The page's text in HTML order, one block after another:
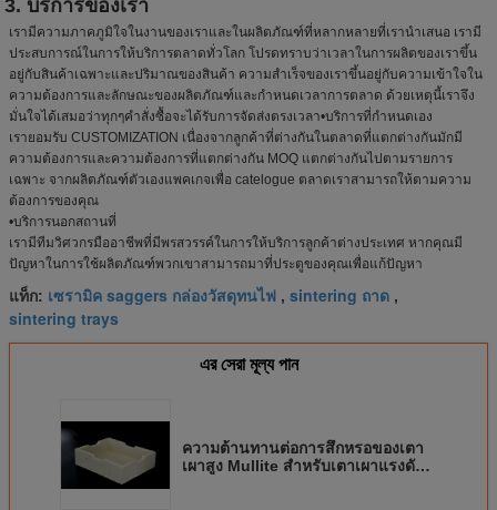
3. บริการของเรา
เรามีความภาคภูมิใจในงานของเราและในผลิตภัณฑ์ที่หลากหลายที่เรานำเสนอ เรามี
ประสบการณ์ในการให้บริการตลาดทั่วโลก โปรดทราบว่าเวลาในการผลิตของเราขึ้น
อยู่กับสินค้าเฉพาะและปริมาณของสินค้า ความสำเร็จของเราขึ้นอยู่กับความเข้าใจใน
ความต้องการและลักษณะของผลิตภัณฑ์และกำหนดเวลาการตลาด ด้วยเหตุนี้เราจึง
มั่นใจได้เสมอว่าทุกๆคำสั่งซื้อจะได้รับการจัดส่งตรงเวลา•บริการที่กำหนดเอง
เรายอมรับ CUSTOMIZATION เนื่องจากลูกค้าที่ต่างกันในตลาดที่แตกต่างกันมักมี
ความต้องการและความต้องการที่แตกต่างกัน MOQ แตกต่างกันไปตามรายการ
เฉพาะ จากผลิตภัณฑ์ตัวเองแพคเกจเพื่อ catelogue ตลาดเราสามารถให้ตามความ
ต้องการของคุณ
•บริการนอกสถานที่
เรามีทีมวิศวกรมืออาชีพที่มีพรสวรรค์ในการให้บริการลูกค้าต่างประเทศ หากคุณมี
ปัญหาในการใช้ผลิตภัณฑ์พวกเขาสามารถมาที่ประตูของคุณเพื่อแก้ปัญหา
แท็ก: เซรามิค saggers กล่องวัสดุทนไฟ , sintering ถาด ,
sintering trays
এর সেরা মূল্য পান
ความต้านทานต่อการสึกหรอของเตา
เผาสูง Mullite สำหรับเตาเผาแรงดัน